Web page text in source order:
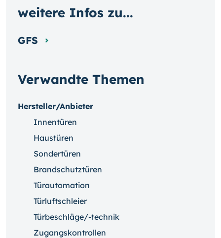
Verwandte Themen
Hersteller/Anbieter
Innentüren
Haustüren
Sondertüren
Brandschutztüren
Türautomation
Türluftschleier
Türbeschläge/-technik
Zugangskontrollen
weitere Infos zu...
GFS